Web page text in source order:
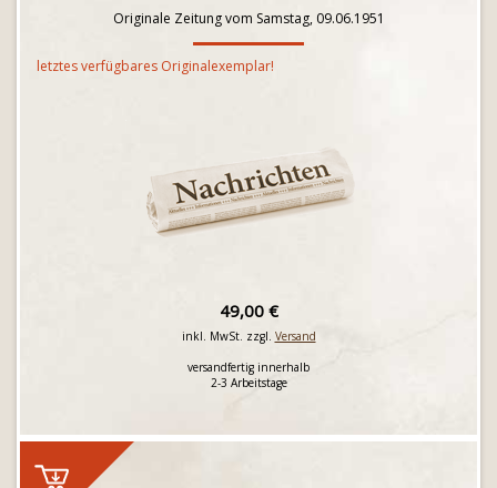
Originale Zeitung vom Samstag, 09.06.1951
letztes verfügbares Originalexemplar!
49,00 €
inkl. MwSt. zzgl. Versand
versandfertig innerhalb
2-3 Arbeitstage